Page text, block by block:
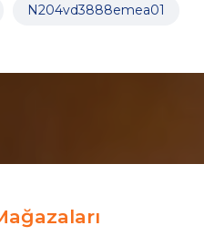
N204vd3888emea01